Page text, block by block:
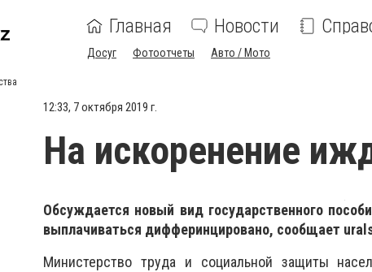
Главная Новости
Досуг Фотоотчеты Авто / Мото
12:33, 7 октября 2019 г.
На искоренение
Обсуждается новый вид государственного
выплачиваться дифферинцировано, сообщает
Министерство труда и социальной защиты